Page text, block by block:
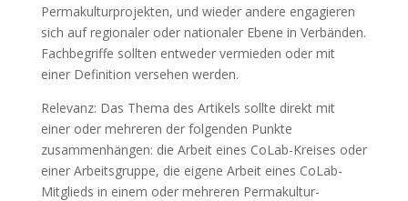
Permakulturprojekten, und wieder andere engagieren
sich auf regionaler oder nationaler Ebene in Verbänden.
Fachbegriffe sollten entweder vermieden oder mit
einer Definition versehen werden.
Relevanz: Das Thema des Artikels sollte direkt mit
einer oder mehreren der folgenden Punkte
zusammenhängen: die Arbeit eines CoLab-Kreises oder
einer Arbeitsgruppe, die eigene Arbeit eines CoLab-
Mitglieds in einem oder mehreren Permakultur-